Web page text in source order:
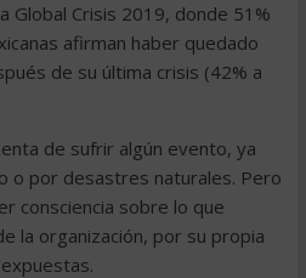
Global Crisis 2019, donde 51%
afirman haber quedado
de su última crisis (42% a
de sufrir algún evento, ya
o por desastres naturales. Pero
consciencia sobre lo que
la organización, por su propia